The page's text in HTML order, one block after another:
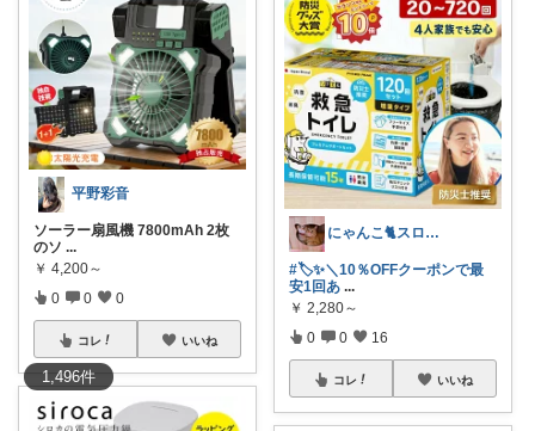
1,496件
平野彩音
ソーラー扇風機 7800mAh 2枚
のソ ...
￥ 4,200～
0 0 0
コレ いいね
にゃんこ🐈スローです🐢💦
#🏷️✨＼10％OFFクーポンで最
安1回あ ...
￥ 2,280～
0 0 16
コレ いいね